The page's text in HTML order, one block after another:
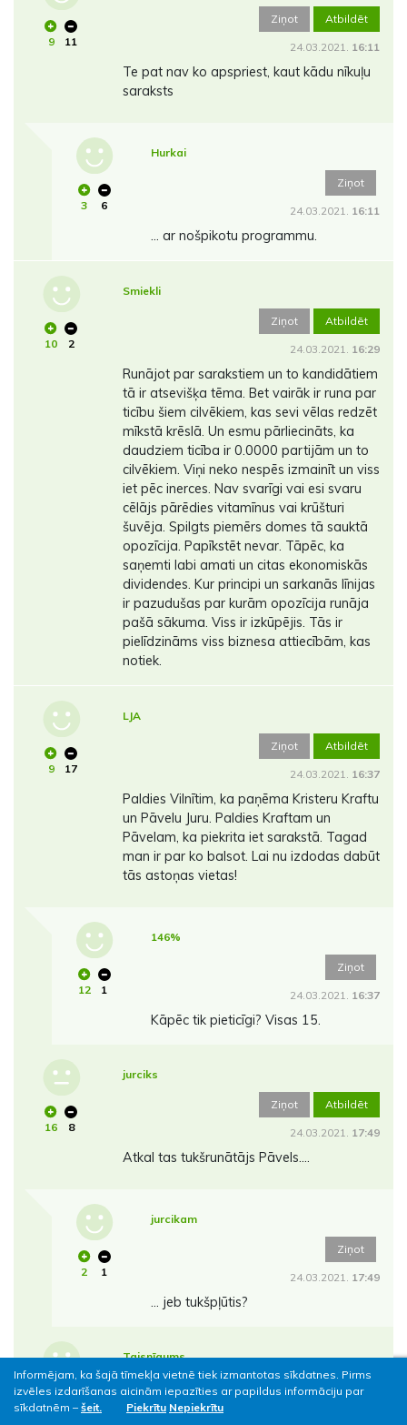
Informējam, ka šajā tīmekļa vietnē tiek izmantotas sīkdatnes. Pirms
izvēles izdarīšanas aicinām iepazīties ar papildus informāciju par
sīkdatnēm – šeit. Piekrītu Nepiekrītu
9 11
Ziņot Atbildēt
24.03.2021. 16:11
Te pat nav ko apspriest, kaut kādu nīkuļu
saraksts
3 6
Hurkai
Ziņot
24.03.2021. 16:11
... ar nošpikotu programmu.
10 2
Smiekli
Ziņot Atbildēt
24.03.2021. 16:29
Runājot par sarakstiem un to kandidātiem
tā ir atsevišķa tēma. Bet vairāk ir runa par
ticību šiem cilvēkiem, kas sevi vēlas redzēt
mīkstā krēslā. Un esmu pārliecināts, ka
daudziem ticība ir 0.0000 partijām un to
cilvēkiem. Viņi neko nespēs izmainīt un viss
iet pēc inerces. Nav svarīgi vai esi svaru
cēlājs pārēdies vitamīnus vai krūšturi
šuvēja. Spilgts piemērs domes tā sauktā
opozīcija. Papīkstēt nevar. Tāpēc, ka
saņemti labi amati un citas ekonomiskās
dividendes. Kur principi un sarkanās līnijas
ir pazudušas par kurām opozīcija runāja
pašā sākuma. Viss ir izkūpējis. Tās ir
pielīdzināms viss biznesa attiecībām, kas
notiek.
9 17
LJA
Ziņot Atbildēt
24.03.2021. 16:37
Paldies Vilnītim, ka paņēma Kristeru Kraftu
un Pāvelu Juru. Paldies Kraftam un
Pāvelam, ka piekrita iet sarakstā. Tagad
man ir par ko balsot. Lai nu izdodas dabūt
tās astoņas vietas!
12 1
146%
Ziņot
24.03.2021. 16:37
Kāpēc tik pieticīgi? Visas 15.
16 8
jurciks
Ziņot Atbildēt
24.03.2021. 17:49
Atkal tas tukšrunātājs Pāvels....
2 1
jurcikam
Ziņot
24.03.2021. 17:49
... jeb tukšpļūtis?
10 7
Taisnīgums
Ziņot Atbildēt